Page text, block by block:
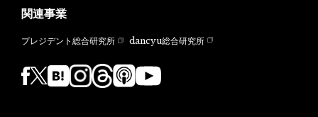
関連事業
プレジデント総合研究所 dancyu総合研究所